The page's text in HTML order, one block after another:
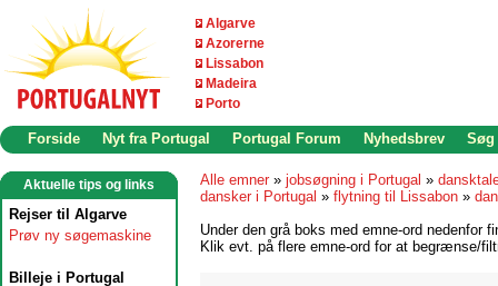
Algarve
Azorerne
Lissabon
Madeira
Porto
Forside Nyt fra Portugal Portugal Forum Nyhedsbrev Søg
Aktuelle tips og links
Rejser til Algarve
Prøv ny søgemaskine
Billeje i Portugal
Alle emner » jobsøgning i Portugal »
dansker i Portugal » flytning til Lissabon »
Under den grå boks med emne-ord nedenfor
Klik evt. på flere emne-ord for at begrænse/